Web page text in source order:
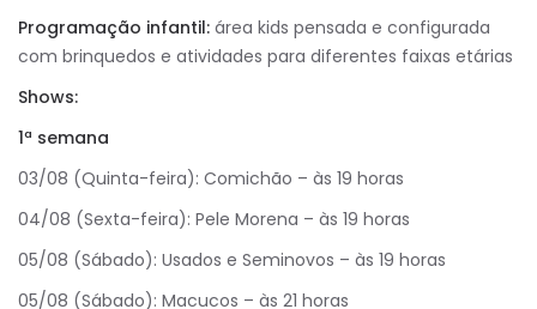
Programação infantil: área kids pensada e configurada
com brinquedos e atividades para diferentes faixas etárias
Shows:
1ª semana
03/08 (Quinta-feira): Comichão – às 19 horas
04/08 (Sexta-feira): Pele Morena – às 19 horas
05/08 (Sábado): Usados e Seminovos – às 19 horas
05/08 (Sábado): Macucos – às 21 horas